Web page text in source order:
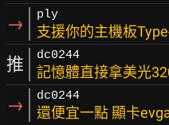
→ ply
支援你的主機板
推 dc0244
記憶體直接拿美光
→ dc0244
還便宜一點 顯卡